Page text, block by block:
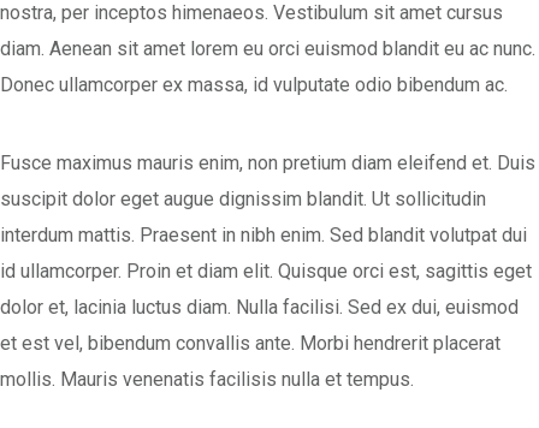
nostra, per inceptos himenaeos. Vestibulum sit amet cursus
diam. Aenean sit amet lorem eu orci euismod blandit eu ac nunc.
Donec ullamcorper ex massa, id vulputate odio bibendum ac.
Fusce maximus mauris enim, non pretium diam eleifend et. Duis
suscipit dolor eget augue dignissim blandit. Ut sollicitudin
interdum mattis. Praesent in nibh enim. Sed blandit volutpat dui
id ullamcorper. Proin et diam elit. Quisque orci est, sagittis eget
dolor et, lacinia luctus diam. Nulla facilisi. Sed ex dui, euismod
et est vel, bibendum convallis ante. Morbi hendrerit placerat
mollis. Mauris venenatis facilisis nulla et tempus.